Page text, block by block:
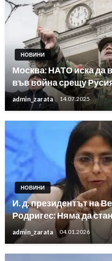
НОВИНИ
Москва: НАТО иска да
във война срещу
admin_zarata 14.07.2025
НОВИНИ
И. д. президентът на
Родригес: Няма да
admin_zarata 04.01.2026